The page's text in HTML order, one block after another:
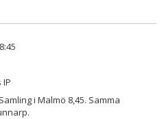
i Malmö 8,45. Samma